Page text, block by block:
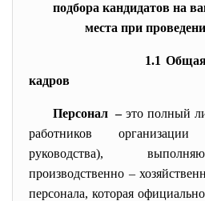
подбора кандидатов на
места при
1.1 Общая
кадров
Персонал –это полный
работников
руководства),
производственно –
персонала, которая